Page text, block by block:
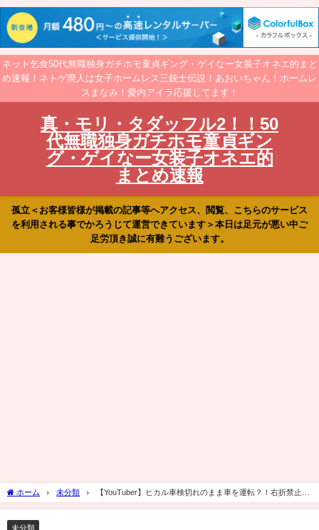
ネット乞食50代無職独身ガチホモ童貞ギング・ゲイなー女装子オネエ的まと
め速報！ネトゲ廃人は女子ホームレス三銃士伝説！あおいちゃん！ホームレ
スまなみ！愛内アイラ応援してます！
真・モリ・タダッフル2！！50
代無職独身ガチホモ童貞ギン
グ・ゲイなー女装子オネエ的
まとめ速報
孤立＜お客様皆様が掲載の記事等へアクセス、閲覧、こちらのサービス
を利用される事でかろうじて運営できています＞本日は足元が悪い中ご
足労頂き誠に有難うございます。
ホーム 未分類
【YouTuber】ヒカル車検切れのまま車を運転？！右折禁止の
ところを警察官に止められ車検切れが発覚！
未分類